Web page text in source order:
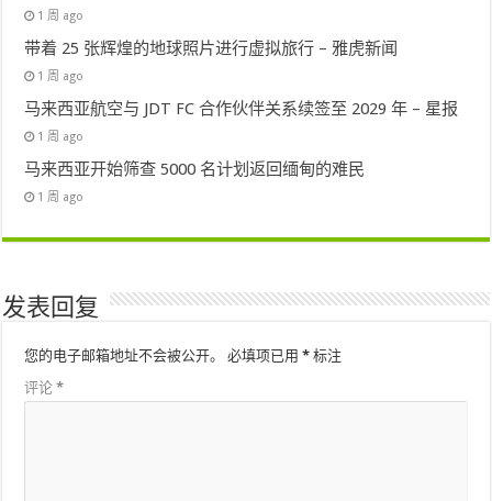
1 周 ago
带着 25 张辉煌的地球照片进行虚拟旅行 – 雅虎新闻
1 周 ago
马来西亚航空与 JDT FC 合作伙伴关系续签至 2029 年 – 星报
1 周 ago
马来西亚开始筛查 5000 名计划返回缅甸的难民
1 周 ago
发表回复
您的电子邮箱地址不会被公开。 必填项已用* 标注
评论*